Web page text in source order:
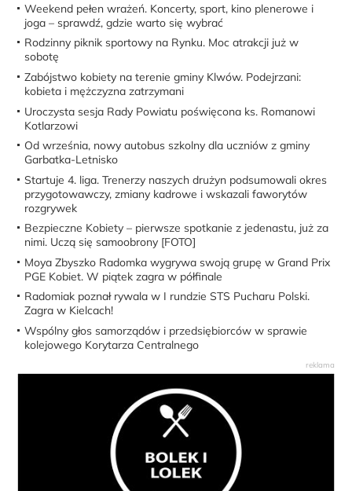
Weekend pełen wrażeń. Koncerty, sport, kino plenerowe i
joga – sprawdź, gdzie warto się wybrać
Rodzinny piknik sportowy na Rynku. Moc atrakcji już w
sobotę
Zabójstwo kobiety na terenie gminy Klwów. Podejrzani:
kobieta i mężczyzna zatrzymani
Uroczysta sesja Rady Powiatu poświęcona ks. Romanowi
Kotlarzowi
Od września, nowy autobus szkolny dla uczniów z gminy
Garbatka-Letnisko
Startuje 4. liga. Trenerzy naszych drużyn podsumowali okres
przygotowawczy, zmiany kadrowe i wskazali faworytów
rozgrywek
Bezpieczne Kobiety – pierwsze spotkanie z jedenastu, już za
nimi. Uczą się samoobrony [FOTO]
Moya Zbyszko Radomka wygrywa swoją grupę w Grand Prix
PGE Kobiet. W piątek zagra w półfinale
Radomiak poznał rywala w I rundzie STS Pucharu Polski.
Zagra w Kielcach!
Wspólny głos samorządów i przedsiębiorców w sprawie
kolejowego Korytarza Centralnego